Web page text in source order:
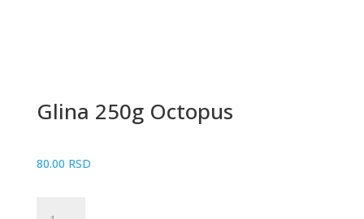
Glina 250g Octopus
80.00 RSD